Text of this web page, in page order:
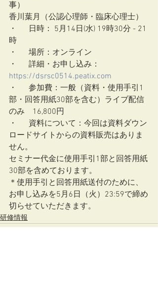
事）
香川葉月（公認心理師・臨床心理士）
・	日時： 5月14日(水) 19時30分 - 21
時
・	場所：オンライン
・	詳細・お申し込み：
https://dsrsc0514.peatix.com
・	参加費：一般（資料・使用手引1
部・回答用紙30部を含む）ライブ配信
のみ　16,800円
・	資料について：今回は資料ダウン
ロードサイトからの資料販売はありま
せん。
セミナー代金に使用手引1部と回答用紙
30部を含めております。
＊使用手引と回答用紙送付のために、
お申し込みを5月6日（火）23:59で締め
切らせていただきます。
研修情報